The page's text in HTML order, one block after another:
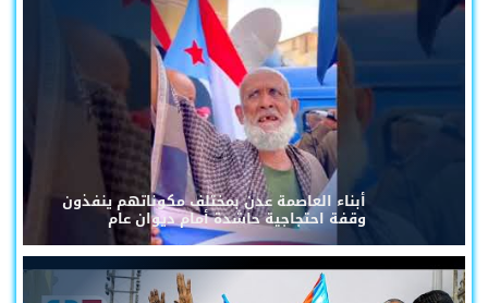
أبناء العاصمة عدن بمختلف مكوناتهم ينفذون
وقفة احتجاجية حاشدة أمام ديوان عام